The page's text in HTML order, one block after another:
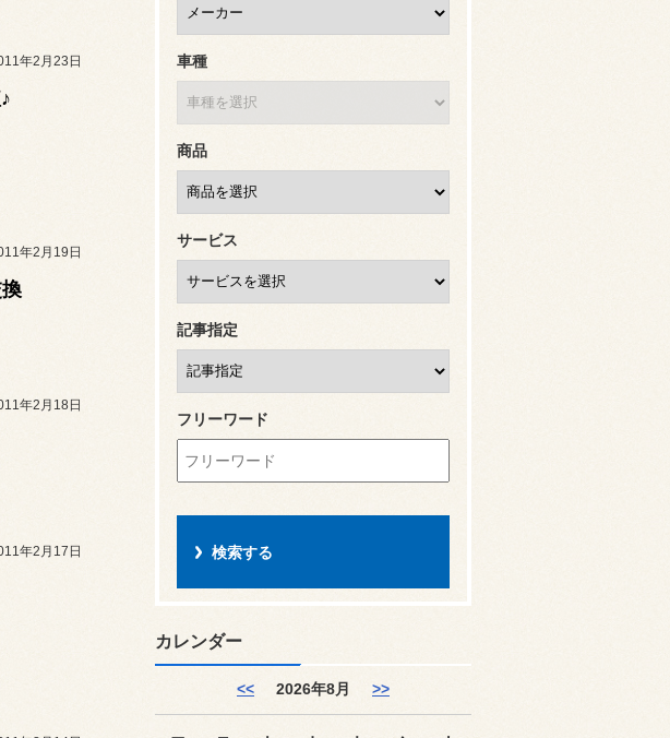
年2月23日
年2月19日
年2月18日
年2月17日
車種
商品
サービス
記事指定
フリーワード
カレンダー
<< 2026年8月 >>